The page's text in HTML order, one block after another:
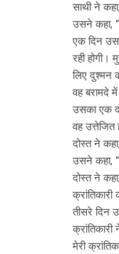
साथी ने
उसने कहा,
एक दिन
रही
लिए दुश्मन
वह बरामदे
उसका एक
वह
दोस्त ने
उसने कहा,
दोस्त ने
तीसरे दिन
मेरी